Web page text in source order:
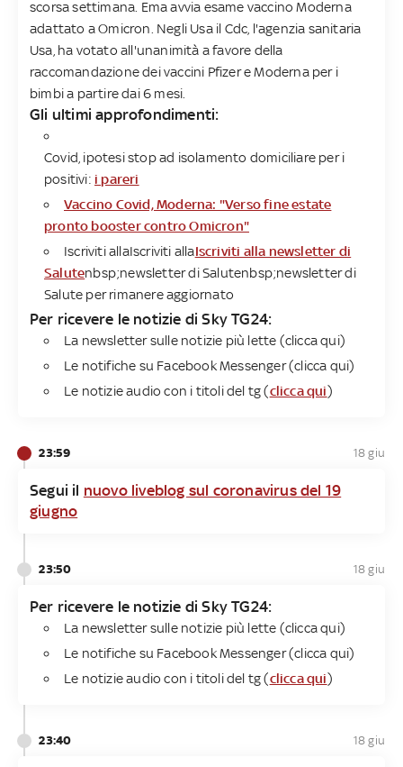
scorsa settimana. Ema avvia esame vaccino Moderna
adattato a Omicron. Negli Usa il Cdc, l'agenzia sanitaria
Usa, ha votato all'unanimità a favore della
raccomandazione dei vaccini Pfizer e Moderna per i
bimbi a partire dai 6 mesi.
Gli ultimi approfondimenti:
Covid, ipotesi stop ad isolamento domiciliare per i
positivi: i pareri
Vaccino Covid, Moderna: "Verso fine estate
pronto booster contro Omicron"
Iscriviti allaIscriviti allaIscriviti alla newsletter di
Salutenbsp;newsletter di Salutenbsp;newsletter di
Salute per rimanere aggiornato
Per ricevere le notizie di Sky TG24​:
La newsletter sulle notizie più lette (clicca qui)
Le notifiche su Facebook Messenger (clicca qui)
Le notizie audio con i titoli del tg (clicca qui)
23:59 18 giu
Segui il nuovo liveblog sul coronavirus del 19
giugno
23:50 18 giu
Per ricevere le notizie di Sky TG24​:
La newsletter sulle notizie più lette (clicca qui)
Le notifiche su Facebook Messenger (clicca qui)
Le notizie audio con i titoli del tg (clicca qui)
23:40 18 giu